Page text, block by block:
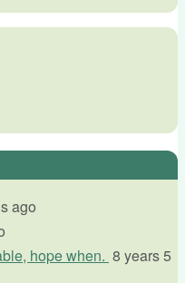
ago
hope when. 8 years 5